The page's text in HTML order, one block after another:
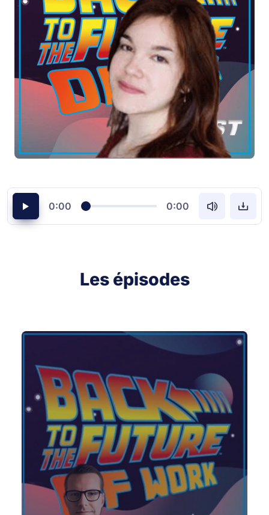
0:00 0:00
Les épisodes